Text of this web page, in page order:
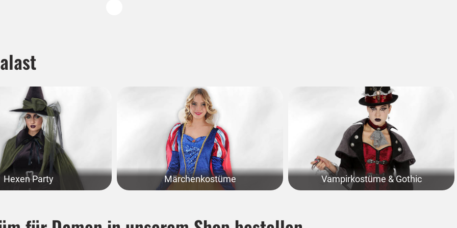
Hexen Party Märchenkostüme Vampirkostüme & Gothic